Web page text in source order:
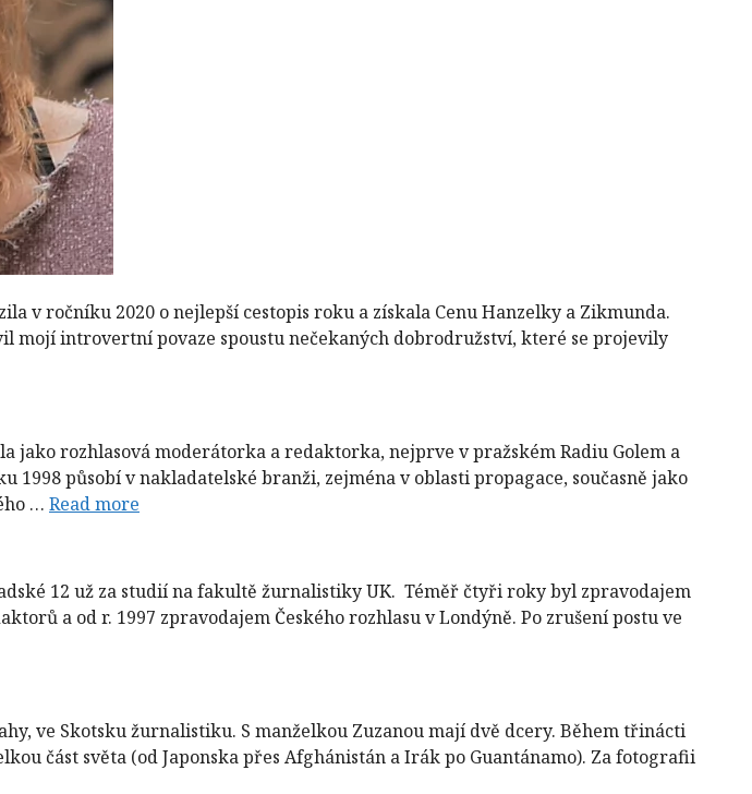
v ročníku 2020 o nejlepší cestopis roku a získala Cenu Hanzelky a Zikmunda.
mojí introvertní povaze spoustu nečekaných dobrodružství, které se projevily
rozhlasová moderátorka a redaktorka, nejprve v pražském Radiu Golem a
působí v nakladatelské branži, zejména v oblasti propagace, současně jako
… Read more
12 už za studií na fakultě žurnalistiky UK. Téměř čtyři roky byl zpravodajem
a od r. 1997 zpravodajem Českého rozhlasu v Londýně. Po zrušení postu ve
ve Skotsku žurnalistiku. S manželkou Zuzanou mají dvě dcery. Během třinácti
část světa (od Japonska přes Afghánistán a Irák po Guantánamo). Za fotografii